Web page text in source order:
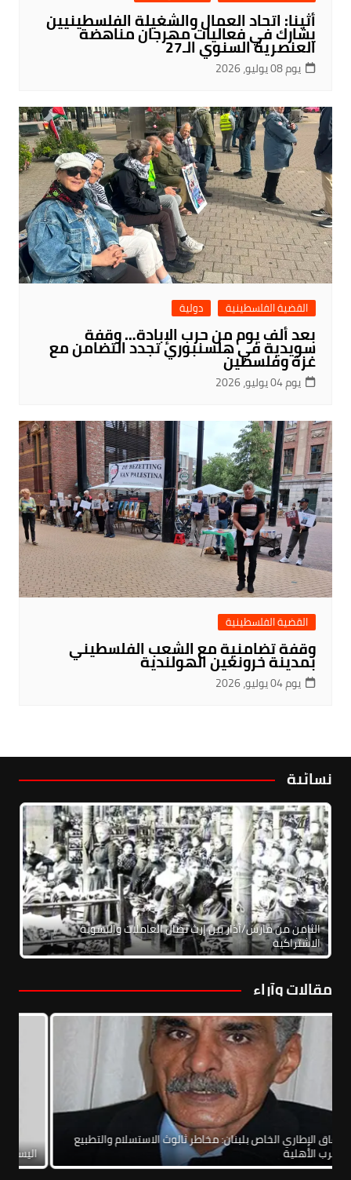
أثينا: اتحاد العمال والشغيلة الفلسطينيين
يشارك في فعاليات مهرجان مناهضة
العنصرية السنوي الـ27
يوم 08 يوليو، 2026
القضية الفلسطينية دولية
بعد ألف يوم من حرب الإبادة… وقفة
سويدية في هلسنبوري تجدد التضامن مع
غزة وفلسطين
يوم 04 يوليو، 2026
القضية الفلسطينية
وقفة تضامنية مع الشعب الفلسطيني
بمدينة خرونغين الهولندية
يوم 04 يوليو، 2026
نسائية
الثامن من مارس/آذار بين إرث نضال العاملات والنسوية
الاشتراكية
مقالات وآراء
الاتفاق الإطاري الخاص بلبنان: مخاطر ثالوث الاستسلام والتطبيع
والحرب الأهلية